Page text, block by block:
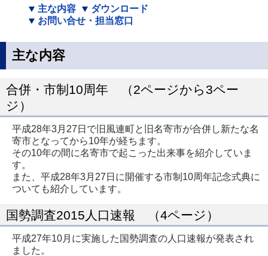
主な内容
ダウンロード
お問い合せ・担当窓口
主な内容
合併・市制10周年 （2ページから3ペー
ジ）
平成28年3月27日で旧風連町と旧名寄市が合併し新たな名
寄市となってから10年が経ちます。
その10年の間に名寄市で起こった出来事を紹介していま
す。
また、平成28年3月27日に開催する市制10周年記念式典に
ついても紹介しています。
国勢調査2015人口速報 （4ページ）
平成27年10月に実施した国勢調査の人口速報が発表され
ました。